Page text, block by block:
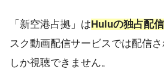
「新空港占拠」は Huluの独占配信
スク動画配信サービスでは配信
しか視聴できません。